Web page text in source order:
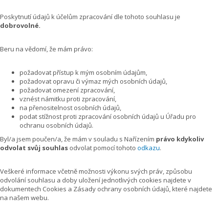
Poskytnutí údajů k účelům zpracování dle tohoto souhlasu je
dobrovolné.
Beru na vědomí, že mám právo:
požadovat přístup k mým osobním údajům,
požadovat opravu či výmaz mých osobních údajů,
požadovat omezení zpracování,
vznést námitku proti zpracování,
na přenositelnost osobních údajů,
podat stížnost proti zpracování osobních údajů u Úřadu pro
ochranu osobních údajů.
Byl/a jsem poučen/a, že mám v souladu s Nařízením právo kdykoliv
odvolat svůj souhlas odvolat pomocí tohoto odkazu.
Veškeré informace včetně možnosti výkonu svých práv, způsobu
odvolání souhlasu a doby uložení jednotlivých cookies najdete v
dokumentech Cookies a Zásady ochrany osobních údajů, které najdete
na našem webu.